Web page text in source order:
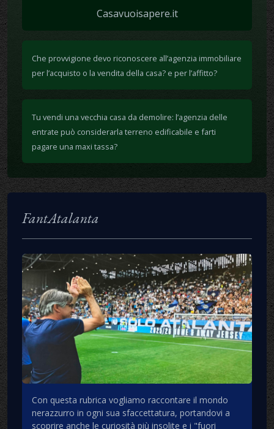
Casavuoisapere.it
Che provvigione devo riconoscere all’agenzia immobiliare
per l’acquisto o la vendita della casa? e per l’affitto?
Tu vendi una vecchia casa da demolire: l’agenzia delle
entrate può considerarla terreno edificabile e farti
pagare una maxi tassa?
FantAtalanta
Con questa rubrica vogliamo raccontare il mondo
nerazzurro in ogni sua sfaccettatura, portandovi a
scoprire anche le curiosità più insolite e i "fuori